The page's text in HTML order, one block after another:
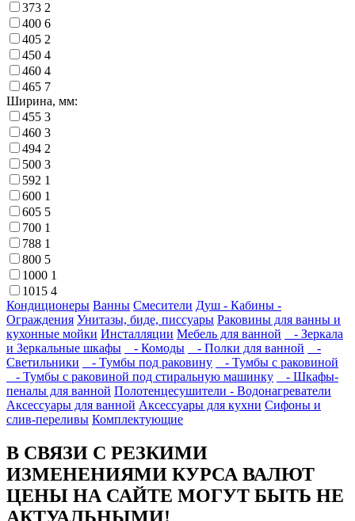
373 2
400 6
405 2
450 4
460 4
465 7
Ширина, мм:
455 3
460 3
494 2
500 3
592 1
600 1
605 5
700 1
788 1
800 5
1000 1
1015 4
Кондиционеры Ванны Смесители Душ - Кабины -
Ограждения Унитазы, биде, писсуары Раковины для ванны и
кухонные мойки Инсталляции Мебель для ванной
- Зеркала
и Зеркальные шкафы
- Комоды - Полки для ванной
-
Светильники
- Тумбы под раковину
- Тумбы с раковиной
- Тумбы с раковиной под стиральную машинку
- Шкафы-
пеналы для ванной Полотенцесушители - Водонагреватели
Аксессуары для ванной Аксессуары для кухни Сифоны и
слив-переливы Комплектующие
В СВЯЗИ С РЕЗКИМИ
ИЗМЕНЕНИЯМИ КУРСА ВАЛЮТ
ЦЕНЫ НА САЙТЕ МОГУТ БЫТЬ НЕ